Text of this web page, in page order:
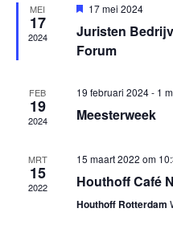
MEI
17
2024
Uitgelicht
17 mei 2024
Juristen
Forum
FEB
19
2024
19 februari 2024- 1
Meesterweek
MRT
15
2022
15 maart 2022 om
Houthoff Café
Houthoff Rotterdam